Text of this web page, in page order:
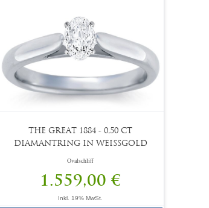
THE GREAT 1884 - 0,50 CT
DIAMANTRING IN WEISSGOLD
Ovalschliff
1.559,00 €
Inkl. 19% MwSt.